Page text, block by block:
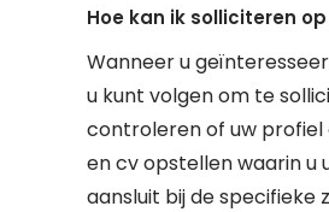
Hoe kan ik solliciteren
Wanneer u
u kunt volgen om te
controleren of uw profiel
en cv opstellen waarin u
aansluit bij de specifieke